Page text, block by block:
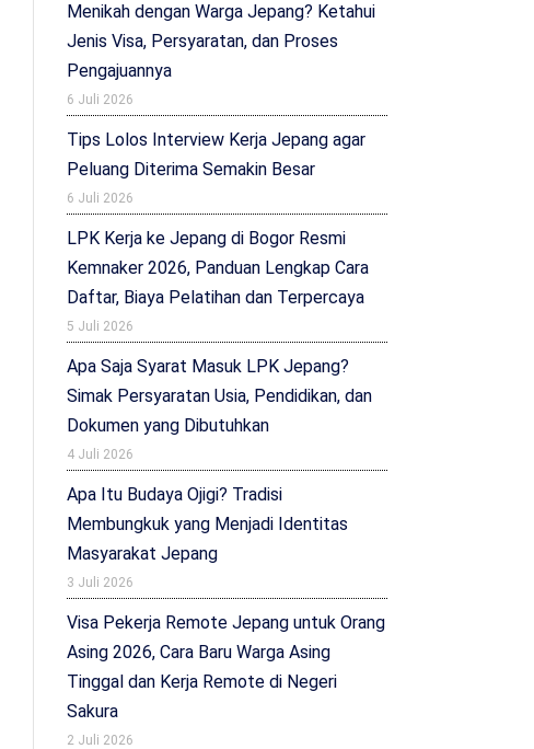
Menikah dengan Warga Jepang? Ketahui
Jenis Visa, Persyaratan, dan Proses
Pengajuannya
6 Juli 2026
Tips Lolos Interview Kerja Jepang agar
Peluang Diterima Semakin Besar
6 Juli 2026
LPK Kerja ke Jepang di Bogor Resmi
Kemnaker 2026, Panduan Lengkap Cara
Daftar, Biaya Pelatihan dan Terpercaya
5 Juli 2026
Apa Saja Syarat Masuk LPK Jepang?
Simak Persyaratan Usia, Pendidikan, dan
Dokumen yang Dibutuhkan
4 Juli 2026
Apa Itu Budaya Ojigi? Tradisi
Membungkuk yang Menjadi Identitas
Masyarakat Jepang
3 Juli 2026
Visa Pekerja Remote Jepang untuk Orang
Asing 2026, Cara Baru Warga Asing
Tinggal dan Kerja Remote di Negeri
Sakura
2 Juli 2026